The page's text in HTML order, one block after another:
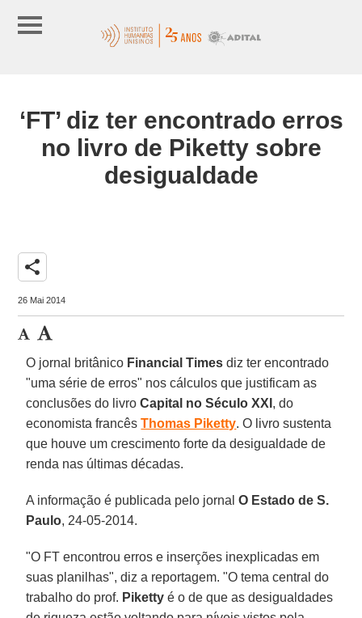
‘FT’ diz ter encontrado erros
no livro de Piketty sobre
desigualdade
share
26 Mai 2014
O jornal britânico Financial Times diz ter encontrado
"uma série de erros" nos cálculos que justificam as
conclusões do livroCapital no Século XXI , do
economista francêsThomas Piketty. O livro sustenta
que houve um crescimento forte da desigualdade de
renda nas últimas décadas.
A informação é publicada pelo jornalO Estado de S.
Paulo, 24-05-2014.
"O FT encontrou erros e inserções inexplicadas em
suas planilhas", diz a reportagem. "O tema central do
trabalho do prof. Piketty é o de que as desigualdades